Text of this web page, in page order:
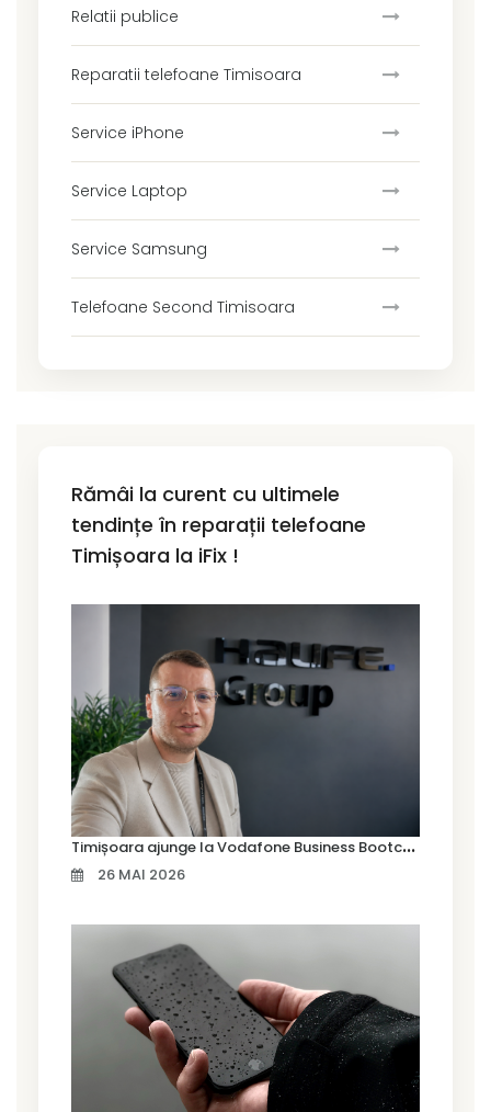
Relatii publice
Reparatii telefoane Timisoara
Service iPhone
Service Laptop
Service Samsung
Telefoane Second Timisoara
Rămâi la curent cu ultimele
tendințe în reparații telefoane
Timișoara la iFix !
T
imișoara ajunge la Vodafone Business Bootcamp prin Marius Cermian de la Armour România
26 MAI 2026